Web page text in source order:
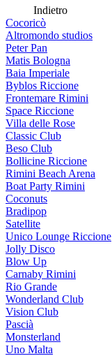
Indietro
Cocoricò
Altromondo studios
Peter Pan
Matis Bologna
Baia Imperiale
Byblos Riccione
Frontemare Rimini
Space Riccione
Villa delle Rose
Classic Club
Beso Club
Bollicine Riccione
Rimini Beach Arena
Boat Party Rimini
Coconuts
Bradipop
Satellite
Unico Lounge Riccione
Jolly Disco
Blow Up
Carnaby Rimini
Rio Grande
Wonderland Club
Vision Club
Pascià
Monsterland
Uno Malta